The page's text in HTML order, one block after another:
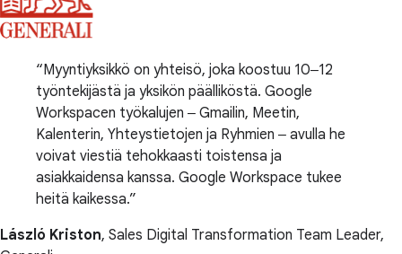
Myyntiyksikkö on yhteisö, joka koostuu 10‒12
työntekijästä ja yksikön päälliköstä. Google
Workspacen työkalujen ‒ Gmailin, Meetin,
Kalenterin, Yhteystietojen ja Ryhmien ‒ avulla he
voivat viestiä tehokkaasti toistensa ja
asiakkaidensa kanssa. Google Workspace tukee
heitä kaikessa.
László Kriston, Sales Digital Transformation Team Leader,